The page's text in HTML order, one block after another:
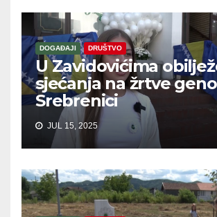
DOGAĐAJI DRUŠTVO
U Zavidovićima
sjećanja na žrtve
Srebrenici
JUL 15, 2025